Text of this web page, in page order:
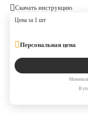
Скачать инструкцию
Цена за 1 шт
Персональная цена
В